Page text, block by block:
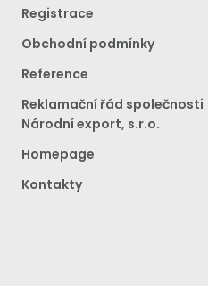
Registrace
Obchodní podmínky
Reference
Reklamační řád společnosti
Národní export, s.r.o.
Homepage
Kontakty